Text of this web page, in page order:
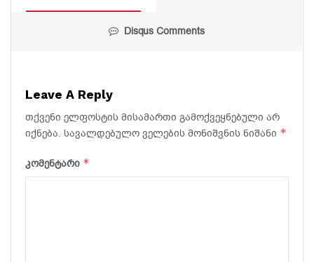
Disqus Comments
Leave A Reply
თქვენი ელფოსტის მისამართი გამოქვეყნებული არ
იქნება. სავალდებულო ველების მონიშვნის ნიშანი *
კომენტარი *